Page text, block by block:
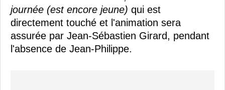
journée (est encore jeune) qui est
directement touché et l'animation sera
assurée par Jean-Sébastien Girard, pendant
l'absence de Jean-Philippe.